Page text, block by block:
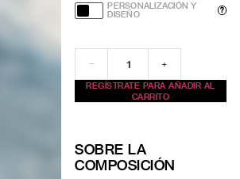
PERSONALIZACIÓN Y
DISEÑO
?
− +
REGÍSTRATE PARA AÑADIR AL
CARRITO
SOBRE LA
COMPOSICIÓN